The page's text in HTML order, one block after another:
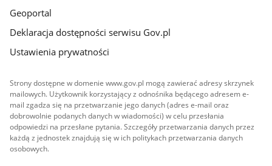
Geoportal
Deklaracja dostępności serwisu Gov.pl
Ustawienia prywatności
Strony dostępne w domenie www.gov.pl mogą zawierać adresy skrzynek
mailowych. Użytkownik korzystający z odnośnika będącego adresem e-
mail zgadza się na przetwarzanie jego danych (adres e-mail oraz
dobrowolnie podanych danych w wiadomości) w celu przesłania
odpowiedzi na przesłane pytania. Szczegóły przetwarzania danych przez
każdą z jednostek znajdują się w ich politykach przetwarzania danych
osobowych.